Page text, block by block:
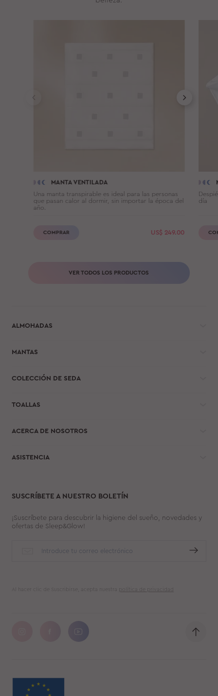
MANTA VENTILADA
Una manta transpirable es ideal para las personas
que pasan calor al dormir, sin importar la época del
año.
COMPRAR US$ 249.00
día
VER TODOS LOS PRODUCTOS
ALMOHADAS
MANTAS
COLECCIÓN DE SEDA
TOALLAS
ACERCA DE NOSOTROS
ASISTENCIA
SUSCRÍBETE A NUESTRO BOLETÍN
¡Suscríbete para descubrir la higiene del sueño, novedades y
ofertas de Sleep&Glow!
Al hacer clic de Suscribirse, acepta nuestra política de privacidad